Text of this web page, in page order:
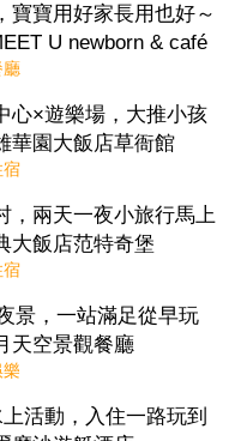
寶寶用好家長用也好～
U newborn & café
廳
心×遊樂場，大推小孩
華園大飯店草衙館
宿
，兩天一夜小旅行馬上
大飯店范特奇堡
宿
景，一站滿足從早玩
天空景觀餐廳
活動，入住一路玩到